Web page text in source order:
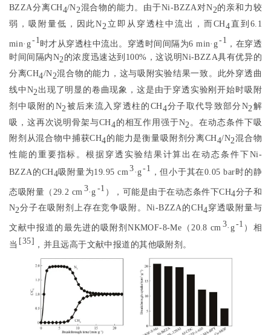
BZZA分离CH4/N2混合物的能力。由于Ni-BZZA对N2的亲和力较
弱，吸附量低，因此N2 立即从穿透柱中流出，而CH4直到6.1
min·g-1 时才从穿透柱中流出。穿透时间间隔为6 min·g-1 ，在穿透
时间间隔内N2的浓度迅速达到100%，这说明Ni-BZZA具有优异的
分离CH4/N2混合物的能力，这与吸附实验结果一致。此外穿透曲
线中N2 出现了明显的卷曲现象，这是由于穿透实验刚开始时吸附
剂中吸附的N2 被后来流入穿透柱的CH4分子取代导致部分N2 解
吸，这再次说明骨架与CH4的相互作用强于N2 。在动态条件下吸
附剂从混合物中捕获CH4的能力是衡量吸附剂分离CH4/N2混合物
性能的重要指标。根据穿透实验结果计算出在动态条件下Ni-
BZZA的CH4吸附量为19.95 cm 3·g-1 ，但小于其在0.05 bar时的静
态吸附量（29.2 cm 3·g -1 ），可能是由于在动态条件下CH4分子和
N2分子在吸附剂上存在竞争吸附。Ni-BZZA的CH4穿透吸附量与
文献中报道的最先进的吸附剂NKMOF-8-Me（20.8 cm 3·g-1 ）相
当 [35] ，并且远高于文献中报道的其他吸附剂。